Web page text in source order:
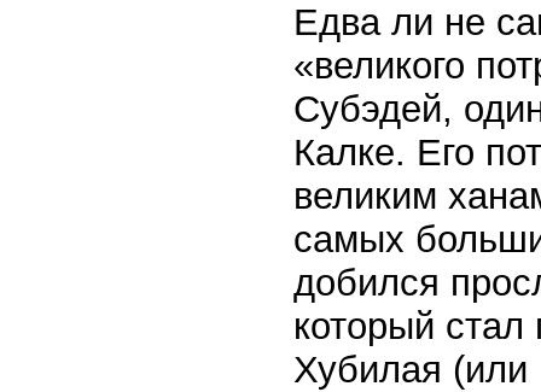
Едва ли не
«великого
Субэдей,
Калке. Его
великим
самых
добился
который стал
Хубилая (или